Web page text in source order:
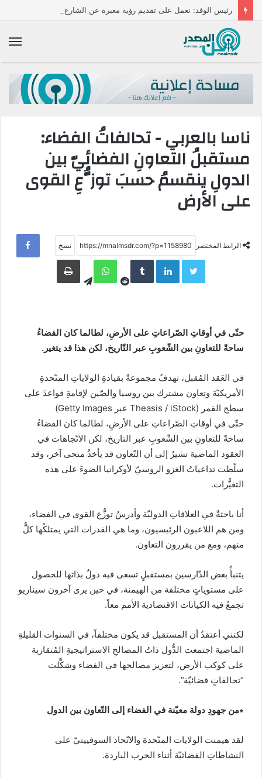
ناسا بالعربي - تحالفاتُ الفضاء:
مستقبلُ التعاونِ الفضائيّ بين
الدولِ ينقسمُ حسبَ توزُّعِ القوى
على الأرض
الرابط المختصر
LinkedIn
WhatsApp
Telegramطباعة
حتّى في أوقاتِ الصّراعاتِ على الأرضِ، لطالما كان الفضاءُ
ساحةً للتعاونِ بين الشّعوبِ عبر التّاريخ، لكن هذا قد يتغير.
في العَقد المُقبل، تهدفُ مجموعةٌ بقيادةِ الولاياتِ المتّحدةِ
الأمريكيّة وتعاون مشترك بين روسيا والصّين لإقامةِ قواعدَ على
سطح القمر (Theasis / iStock عبر Getty Images)
حتّى في أوقاتِ الصّراعاتِ على الأرضِ، لطالما كان الفضاءُ
ساحةً للتعاونِ بين الشّعوبِ عبر التاريخ، لكن الاتّجاهات في
العقود الماضية تشيرُ إلى أن التّعاون قد يأخذُ منحى آخر، وقد
سلّطت تداعياتُ الغزو الروسيّ لأوكرانيا الضوءَ على هذه
التغيُّرات.
أنا باحثةٌ في العلاقاتِ الدوليّة وأدرسُ توزُّع القوى في الفضاء،
ومن هم اللاعبون الرئيسيون، وما هي القدرات التي يمتلكُها كلٌّ
منهم، ومع من يقررون التعاون.
يتنبأُ بعض الدّارسين بمستقبلٍ تسعى فيه دولٌ بذاتها للحصول
على مستوياتٍ مختلفة من الهيمنة، في حين يرى آخرون سيناريو
تجمعُ فيه الكيانات الاقتصادية الأمم معاً.
لكنني أعتقدُ أن المستقبل قد يكون مختلفاً، في السنوات القليلةِ
الماضية اجتمعت الدُّول ذاتُ المصالحِ الاستراتيجيةِ المُتقاربة
على كوكب الأرض، لتعزيز مصالحها في الفضاء وشكَّلت
“تحالفاتٍ فضائيّة”.
∗من جهودِ دولة معيّنة في الفضاء إلى التّعاون بين الدول
لقد هيمنت الولايات المتّحدة والاتّحاد السوفييتيّ على
النشاطاتِ الفضائيّة أثناء الحرب الباردة.